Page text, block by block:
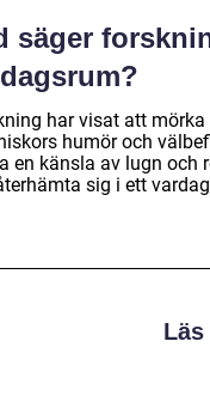
säger
har visat att
humör och
en känsla av lugn och
sig i ett